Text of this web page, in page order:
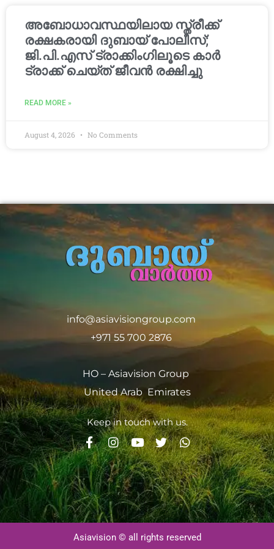
അബോധാവസ്ഥയിലായ സ്ത്രീക്ക്
രക്ഷകരായി ദുബായ് പോലീസ്;
ജി.പി.എസ് ട്രാക്കിംഗിലൂടെ കാർ
ട്രാക്ക് ചെയ്ത് ജീവൻ രക്ഷിച്ചു
READ MORE »
August 4, 2026 No Comments
info@asiavisiongroup.com
+971 55 700 2876
HO – Asiavision Group
United Arab Emirates
Keep in touch with us.
Asiavision © all rights reserved